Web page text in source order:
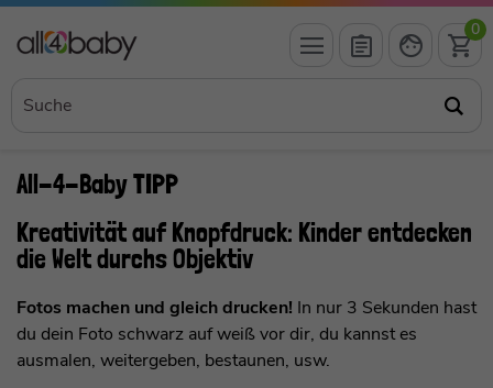
0
All-4-Baby TIPP
Kreativität auf Knopfdruck: Kinder entdecken
die Welt durchs Objektiv
Fotos machen und gleich drucken! In nur 3 Sekunden hast
du dein Foto schwarz auf weiß vor dir, du kannst es
ausmalen, weitergeben, bestaunen, usw.